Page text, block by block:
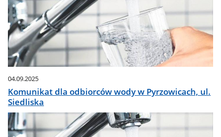
04.09.2025
Komunikat dla odbiorców wody w Pyrzowicach, ul.
Siedliska